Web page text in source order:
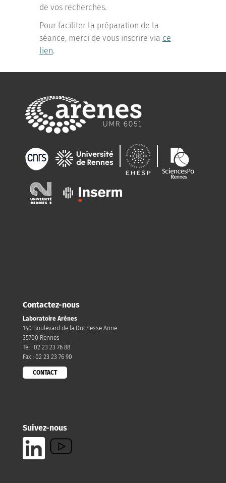
de vos recherches.
Pour faciliter la préparation de la
séance, merci de vous inscrire via ce
lien.
Contactez-nous
Laboratoire Arènes
140 Boulevard de la Duchesse Anne
35700 Rennes
Tél : 02 23 23 76 88
Fax : 02 23 23 76 90
CONTACT
Suivez-nous